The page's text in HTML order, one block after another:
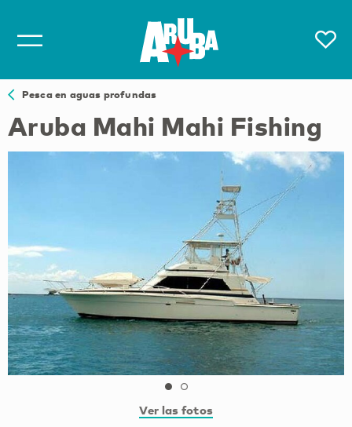
Pesca en aguas profundas
Aruba Mahi Mahi Fishing
Ver las fotos